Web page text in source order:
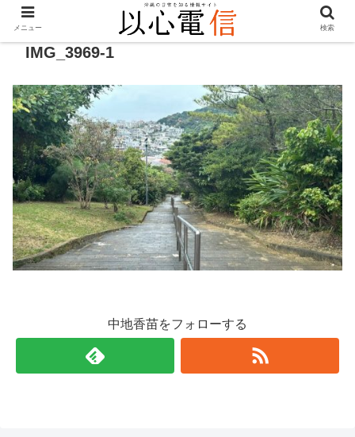
IMG_3969-1
中地香苗をフォローする
メニュー 検索